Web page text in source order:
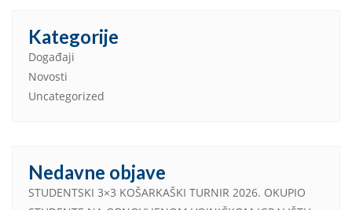
Kategorije
Događaji
Novosti
Uncategorized
Nedavne objave
STUDENTSKI 3×3 KOŠARKAŠKI TURNIR 2026. OKUPIO